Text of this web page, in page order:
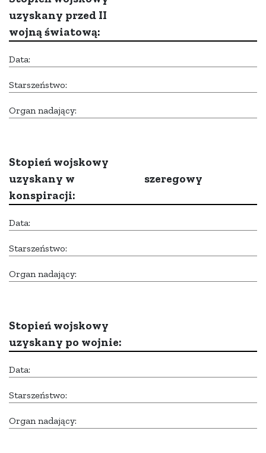
uzyskany przed II
wojną światową:
Data:
Starszeństwo:
Organ nadający:
Stopień wojskowy
uzyskany w
konspiracji:
szeregowy
Data:
Starszeństwo:
Organ nadający:
Stopień wojskowy
uzyskany po wojnie:
Data:
Starszeństwo:
Organ nadający: